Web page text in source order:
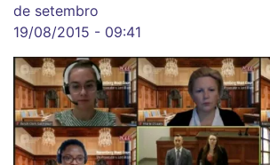
de setembro
19/08/2015 - 09:41